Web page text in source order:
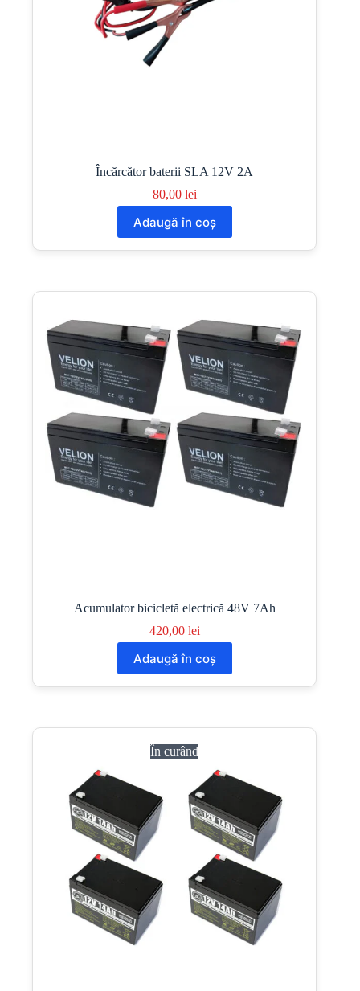
Încărcător baterii SLA 12V 2A
80,00 lei
Adaugă în coș
Acumulator bicicletă electrică 48V 7Ah
420,00 lei
Adaugă în coș
În curând